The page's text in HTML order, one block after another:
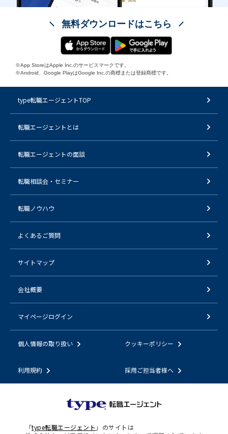
無料ダウンロードはこちら
※App StoreはApple Inc.のサービスマークです。
※Android、Google PlayはGoogle Inc.の商標または登録商標です。
type転職エージェントTOP
転職エージェントとは
転職エージェントの面談
転職相談会・セミナー
転職ノウハウ
よくあるご質問
サイトマップ
会社概要
マイページログイン
個人情報の取り扱い クッキーポリシー
利用規約 採用ご担当者様へ
「type転職エージェント 」のサイトは